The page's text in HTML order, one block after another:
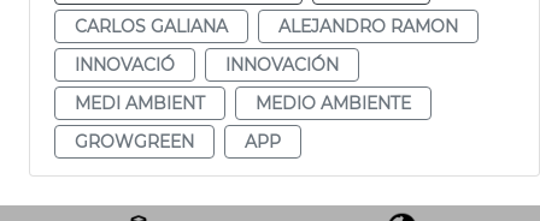
CARLOS GALIANA
ALEJANDRO RAMON
INNOVACIÓ
INNOVACIÓN
MEDI AMBIENT
MEDIO AMBIENTE
GROWGREEN
APP